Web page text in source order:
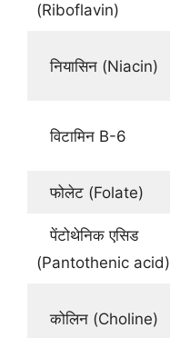
(Riboflavin)
नियासिन (Niacin)
विटामिन B-6
फोलेट (Folate)
पेंटोथेनिक एसिड
(Pantothenic acid)
कोलिन (Choline)